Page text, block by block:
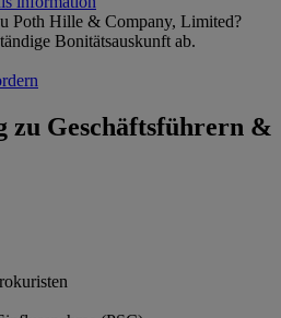
Poth Hille & Company, Limited?
Bonitätsauskunft ab.
zu Geschäftsführern &